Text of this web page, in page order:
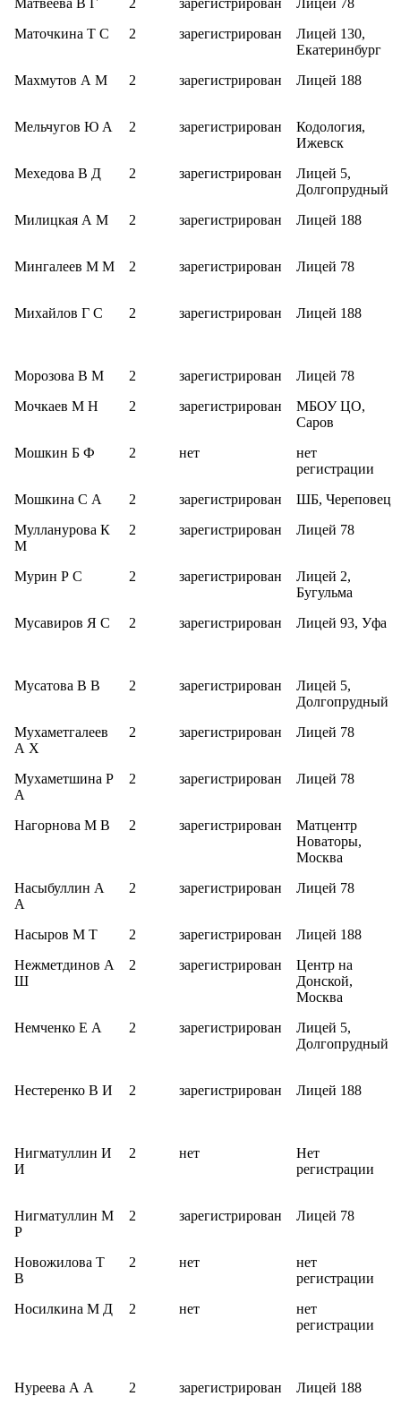
Матвеева В Г 2 зарегистрирован
Лицей 78
Маточкина Т С
2 зарегистрирован
Лицей 130,
Екатеринбург
Махмутов А М
2 зарегистрирован Лицей 188
Мельчугов Ю А 2 зарегистрирован
Кодология,
Ижевск
Мехедова В Д
2 зарегистрирован
Лицей 5,
Долгопрудный
Милицкая А М
2 зарегистрирован Лицей 188
Мингалеев М М 2 зарегистрирован Лицей 78
Михайлов Г С 2 зарегистрирован Лицей 188
Морозова В М 2 зарегистрирован
Лицей 78
Мочкаев М Н
2 зарегистрирован
МБОУ ЦО,
Саров
Мошкин Б Ф
2 нет
нет
регистрации
Мошкина С А
2 зарегистрирован
ШБ, Череповец
Мулланурова К
М
2 зарегистрирован Лицей 78
Мурин Р С 2 зарегистрирован
Лицей 2,
Бугульма
Мусавиров Я С
2 зарегистрирован Лицей 93, Уфа
Мусатова В В 2 зарегистрирован
Лицей 5,
Долгопрудный
Мухаметгалеев
А Х
2 зарегистрирован Лицей 78
Мухаметшина Р
А
2 зарегистрирован Лицей 78
Нагорнова М В 2 зарегистрирован
Матцентр
Новаторы,
Москва
Насыбуллин А
А
2 зарегистрирован Лицей 78
Насыров М Т 2 зарегистрирован
Лицей 188
Нежметдинов А
Ш
2 зарегистрирован
Центр на
Донской,
Москва
Немченко Е А
2 зарегистрирован
Лицей 5,
Долгопрудный
Нестеренко В И 2 зарегистрирован Лицей 188
Нигматуллин И
И
2 нет
Нет
регистрации
Нигматуллин М
Р
2 зарегистрирован Лицей 78
Новожилова Т
В
2 нет
нет
регистрации
Носилкина М Д
2 нет
нет
регистрации
Нуреева А А 2 зарегистрирован Лицей 188